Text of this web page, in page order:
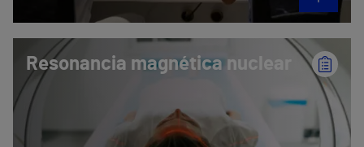
Resonancia magnética nuclear